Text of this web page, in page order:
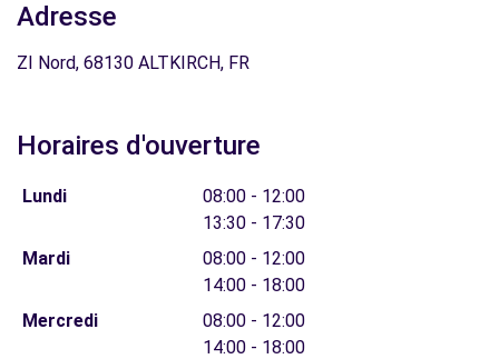
Adresse
ZI Nord, 68130 ALTKIRCH, FR
Horaires d'ouverture
Lundi
08:00 - 12:00
13:30 - 17:30
Mardi
08:00 - 12:00
14:00 - 18:00
Mercredi
08:00 - 12:00
14:00 - 18:00